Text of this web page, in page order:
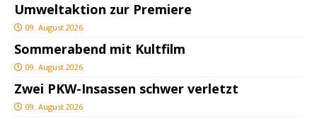
Umweltaktion zur Premiere
09. August 2026
Sommerabend mit Kultfilm
09. August 2026
Zwei PKW-Insassen schwer verletzt
09. August 2026